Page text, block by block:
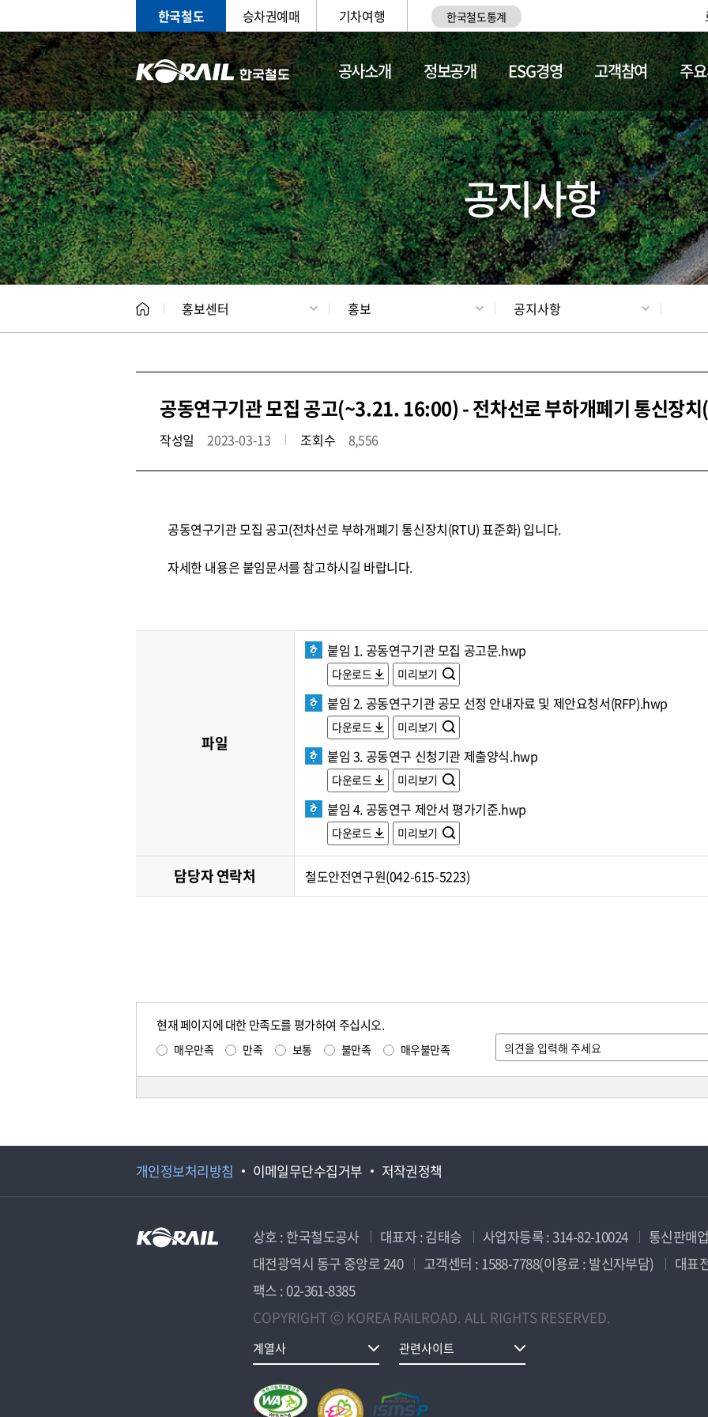
한국철도 승차권예매 기차여행 한국철도통계
공사소개 정보공개 ESG경영 고객참여 주
홍보 문화사업 갤러리 기차소개
공지사항
홍보센터 홍보 공지사항
공동연구기관 모집 공고(~3.21. 16:00) - 전차선로 부하개폐기 통신장
작성일 2023-03-13 조회수 8,556
공동연구기관 모집 공고(전차선로 부하개폐기 통신장치(RTU) 표준화) 입니다.
자세한 내용은 붙임문서를 참고하시길 바랍니다.
파일
붙임 1. 공동연구기관 모집 공고문.hwp
다운로드 미리보기
붙임 2. 공동연구기관 공모 선정 안내자료 및 제안요청서(RFP).hwp
다운로드 미리보기
붙임 3. 공동연구 신청기관 제출양식.hwp
다운로드 미리보기
붙임 4. 공동연구 제안서 평가기준.hwp
다운로드 미리보기
담당자 연락처 철도안전연구원(042-615-5223)
현재 페이지에 대한 만족도를 평가하여 주십시오.
매우만족 만족 보통 불만족 매우불만족
개인정보처리방침 이메일무단수집거부 저작권정책
상호 : 한국철도공사 대표자 : 김태승 사업자등록 : 314-82-10024
통신판매
대전광역시 동구 중앙로 240
고객센터 : 1588-7788(이용료 : 발신자부담)
대표
팩스 : 02-361-8385
COPYRIGHT ⓒ KOREA RAILROAD. ALL RIGHTS RESERVED.
계열사 관련사이트